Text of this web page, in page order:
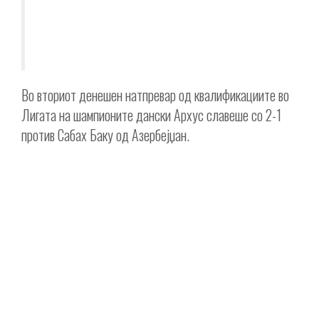
Во вториот денешен натпревар од квалификациите во
Лигата на шампионите дански Архус славеше со 2-1
против Сабах Баку од Азербејџан.